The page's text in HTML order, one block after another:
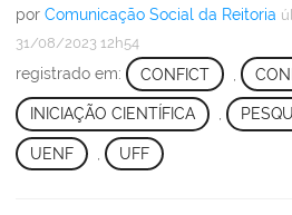
por Comunicação Social da Reitoria
31/08/2023 12h54
registrado em: CONFICT
INICIAÇÃO CIENTÍFICA ,
UENF UFF